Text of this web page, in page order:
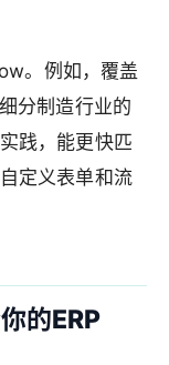
。例如，覆盖
分制造行业的
践，能更快匹
定义表单和流
的ERP